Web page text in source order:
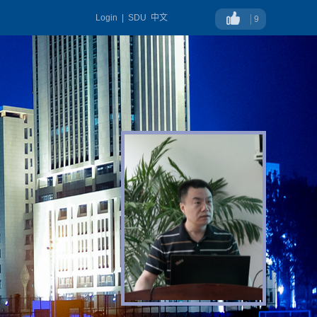
中文
SDU
Login 9